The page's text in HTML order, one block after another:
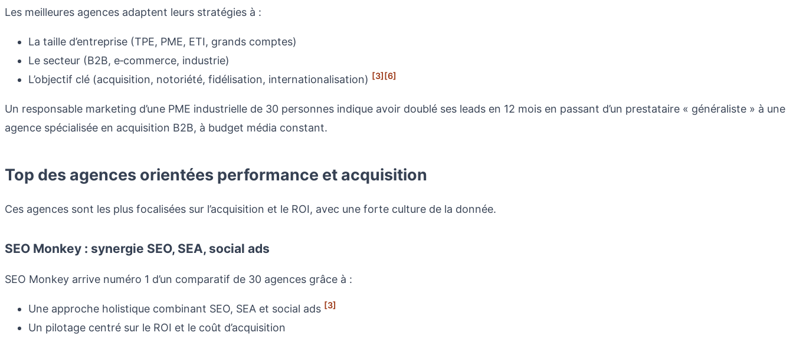
Les meilleures agences adaptent leurs stratégies à :
La taille d’entreprise (TPE, PME, ETI, grands comptes)
Le secteur (B2B, e‑commerce, industrie)
L’objectif clé (acquisition, notoriété, fidélisation, internationalisation) [3][6]
Un responsable marketing d’une PME industrielle de 30 personnes indique avoir doublé ses leads en 12 mois en passant d’un prestataire « généraliste » à une
agence spécialisée en acquisition B2B, à budget média constant.
Top des agences orientées performance et acquisition
Ces agences sont les plus focalisées sur l’acquisition et le ROI, avec une forte culture de la donnée.
SEO Monkey : synergie SEO, SEA, social ads
SEO Monkey arrive numéro 1 d’un comparatif de 30 agences grâce à :
Une approche holistique combinant SEO, SEA et social ads [3]
Un pilotage centré sur le ROI et le coût d’acquisition